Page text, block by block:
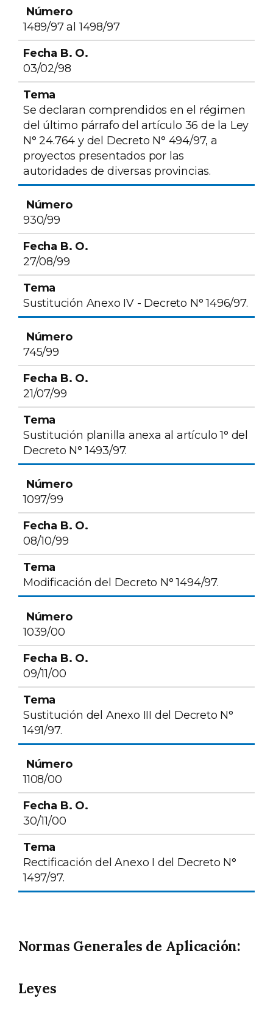
Número
1489/97 al 1498/97
03/02/98
Se declaran comprendidos en el régimen
del último párrafo del artículo 36 de la Ley
N° 24.764 y del Decreto N° 494/97, a
proyectos presentados por las
autoridades de diversas provincias.
930/99
27/08/99
Sustitución Anexo IV - Decreto N° 1496/97.
745/99
21/07/99
Sustitución planilla anexa al artículo 1° del
Decreto N° 1493/97.
1097/99
08/10/99
Modificación del Decreto N° 1494/97.
1039/00
09/11/00
Sustitución del Anexo III del Decreto N°
1491/97.
1108/00
30/11/00
Rectificación del Anexo I del Decreto N°
1497/97.
Normas Generales de Aplicación:
Leyes